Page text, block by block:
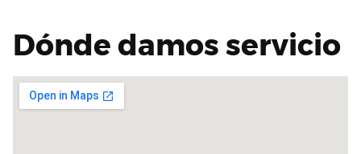
Dónde damos servicio